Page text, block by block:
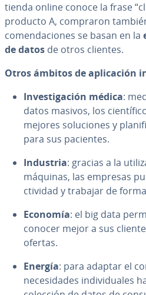
tienda online conoce la frase
producto A, compraron
co­me­n­da­cio­nes se basan en la
de datos de otros clientes.
Otros ámbitos de apli­ca­ción
In­ve­s­ti­ga­ción médica:
datos masivos, los
mejores so­lu­cio­nes y
para sus pacientes.
Industria: gracias a la
máquinas, las empresas
c­ti­vi­dad y trabajar de
Economía: el big data
conocer mejor a sus
ofertas.
Energía: para adaptar el
ne­ce­si­da­des in­di­vi­dua­les